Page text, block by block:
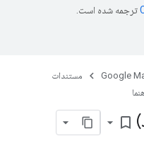
ترجمه شده است.
Google
مستندات
bookmark_border